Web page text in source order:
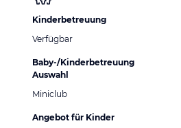
Kinderbetreuung
Verfügbar
Baby-/Kinderbetreuung
Auswahl
Miniclub
Angebot für Kinder